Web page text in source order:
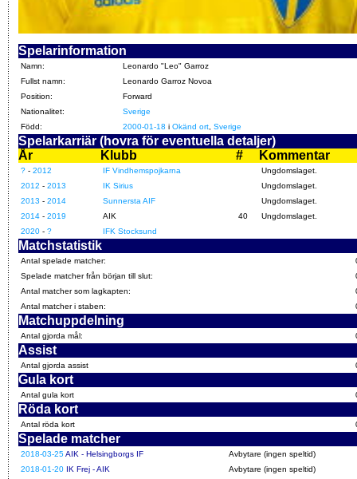
Spelarinformation
Namn:
Leonardo "Leo" Garroz
Fullst namn:
Leonardo Garroz Novoa
Position:
Forward
Nationalitet:
Sverige
Född:
2000-01-18 i Okänd ort, Sverige
Spelarkarriär (hovra för eventuella detaljer)
År
Klubb # Kommentar
? - 2012 IF Vindhemspojkarna
Ungdomslaget.
2012 - 2013 IK Sirius
Ungdomslaget.
2013 - 2014 Sunnersta AIF
Ungdomslaget.
2014 - 2019 AIK 40
Ungdomslaget.
2020 - ? IFK Stocksund
Matchstatistik
Antal spelade matcher:
Spelade matcher från början till slut:
Antal matcher som lagkapten:
Antal matcher i staben:
Matchuppdelning
Antal gjorda mål:
Assist
Antal gjorda assist
Gula kort
Antal gula kort
Röda kort
Antal röda kort
Spelade matcher
2018-03-25AIK - Helsingborgs IF
Avbytare (ingen speltid)
2018-01-20 IK Frej - AIK
Avbytare (ingen speltid)